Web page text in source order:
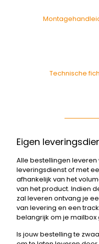
Technische
Eigen
Alle bestellingen leveren
leveringsdienst of met
afhankelijk van het
van het product. Indien
zal leveren ontvang je
van levering en een
belangrijk om je
Is jouw bestelling te